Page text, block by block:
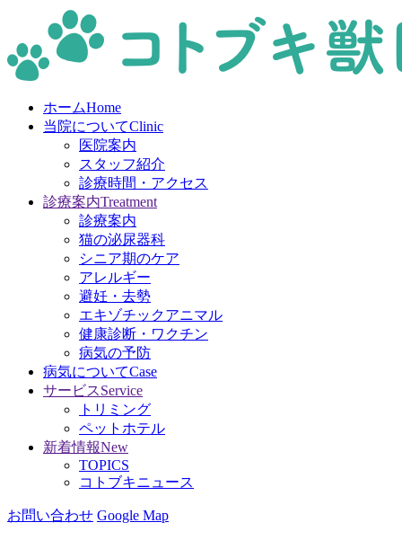
ホームHome
当院についてClinic
医院案内
スタッフ紹介
診療時間・アクセス
診療案内Treatment
診療案内
猫の泌尿器科
シニア期のケア
アレルギー
避妊・去勢
エキゾチックアニマル
健康診断・ワクチン
病気の予防
病気についてCase
サービスService
トリミング
ペットホテル
新着情報New
TOPICS
コトブキニュース
お問い合わせ Google Map